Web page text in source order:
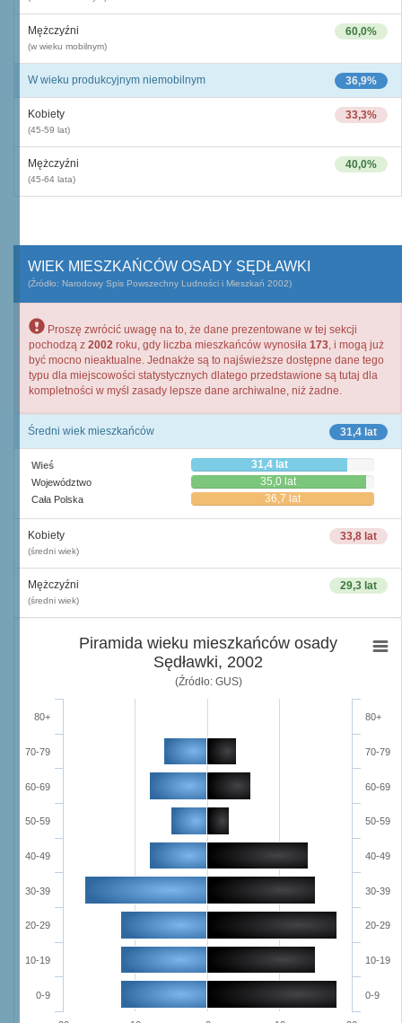
60,0%
Mężczyźni
(w wieku mobilnym)
36,9%
W wieku produkcyjnym niemobilnym
33,3%
Kobiety
(45-59 lat)
40,0%
Mężczyźni
(45-64 lata)
WIEK MIESZKAŃCÓW OSADY SĘDŁAWKI
(Źródło: Narodowy Spis Powszechny Ludności i Mieszkań 2002)
Proszę zwrócić uwagę na to, że dane prezentowane w tej sekcji
pochodzą z 2002 roku, gdy liczba mieszkańców wynosiła 173, i mogą już
być mocno nieaktualne. Jednakże są to najświeższe dostępne dane tego
typu dla miejscowości statystycznych dlatego przedstawione są tutaj dla
kompletności w myśl zasady lepsze dane archiwalne, niż żadne.
31,4 lat
Średni wiek mieszkańców
Wieś 31,4 lat
Województwo 35,0 lat
Cała Polska 36,7 lat
33,8 lat
Kobiety
(średni wiek)
29,3 lat
Mężczyźni
(średni wiek)
Piramida wieku mieszkańców osady
Sędławki, 2002
(Źródło: GUS)
0-9
10-19
20-29
30-39
40-49
50-59
60-69
70-79
80+
0-9
10-19
20-29
30-39
40-49
50-59
60-69
70-79
80+